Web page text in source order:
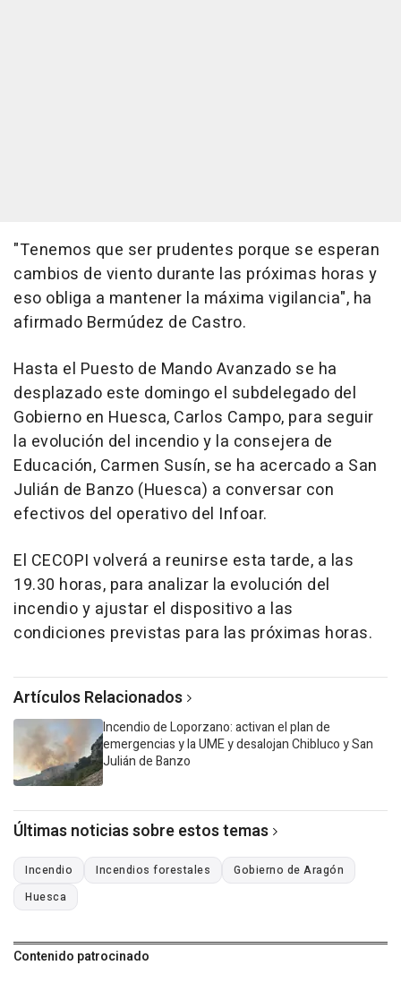
"Tenemos que ser prudentes porque se esperan
cambios de viento durante las próximas horas y
eso obliga a mantener la máxima vigilancia", ha
afirmado Bermúdez de Castro.
Hasta el Puesto de Mando Avanzado se ha
desplazado este domingo el subdelegado del
Gobierno en Huesca, Carlos Campo, para seguir
la evolución del incendio y la consejera de
Educación, Carmen Susín, se ha acercado a San
Julián de Banzo (Huesca) a conversar con
efectivos del operativo del Infoar.
El CECOPI volverá a reunirse esta tarde, a las
19.30 horas, para analizar la evolución del
incendio y ajustar el dispositivo a las
condiciones previstas para las próximas horas.
Artículos Relacionados
Incendio de Loporzano: activan el plan de
emergencias y la UME y desalojan Chibluco y San
Julián de Banzo
Últimas noticias sobre estos temas
Incendio Incendios forestales
Gobierno de Aragón
Huesca
Contenido patrocinado